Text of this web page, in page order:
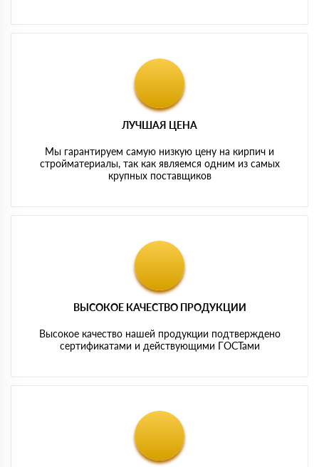
ЛУЧШАЯ ЦЕНА
Мы гарантируем самую низкую цену на кирпич и
стройматериалы, так как являемся одним из самых
крупных поставщиков
ВЫСОКОЕ КАЧЕСТВО ПРОДУКЦИИ
Высокое качество нашей продукции подтверждено
сертификатами и действующими ГОСТами